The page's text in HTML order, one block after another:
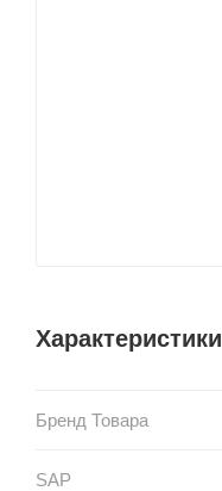
Характеристики
Бренд Товара
SAP